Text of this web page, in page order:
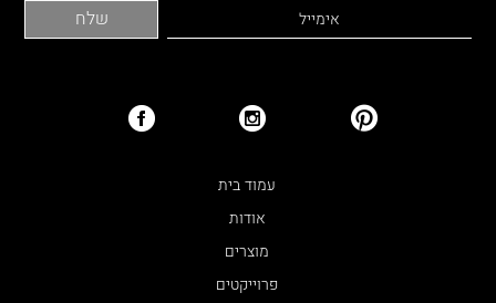
עמוד בית
אודות
מוצרים
פרוייקטים